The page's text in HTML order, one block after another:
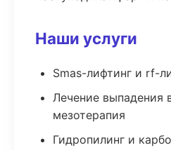
Наши услуги
Smas-лифтинг и rf-
Лечение выпадения
мезотерапия
Гидропилинг и